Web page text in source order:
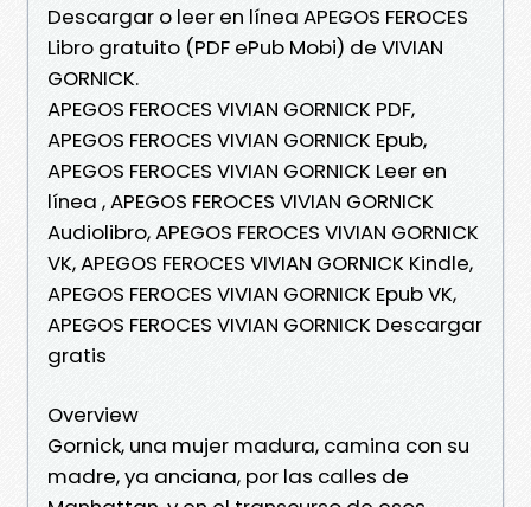
Descargar o leer en línea APEGOS FEROCES
Libro gratuito (PDF ePub Mobi) de VIVIAN
GORNICK.
APEGOS FEROCES VIVIAN GORNICK PDF,
APEGOS FEROCES VIVIAN GORNICK Epub,
APEGOS FEROCES VIVIAN GORNICK Leer en
línea , APEGOS FEROCES VIVIAN GORNICK
Audiolibro, APEGOS FEROCES VIVIAN GORNICK
VK, APEGOS FEROCES VIVIAN GORNICK Kindle,
APEGOS FEROCES VIVIAN GORNICK Epub VK,
APEGOS FEROCES VIVIAN GORNICK Descargar
gratis
Overview
Gornick, una mujer madura, camina con su
madre, ya anciana, por las calles de